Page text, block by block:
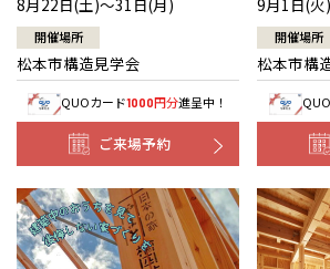
開催場所
松本市構造見学会
QUOカード1000円分進呈中！
ご来場予約
開催場所
松本市構